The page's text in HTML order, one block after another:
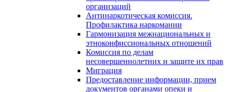
организаций
Антинаркотическая комиссия.
Профилактика наркомании
Гармонизация межнациональных и
этноконфиссиональных отношений
Комиссия по делам
несовершеннолетних и защите их прав
Миграция
Предоставление информации, прием
документов органами опеки и